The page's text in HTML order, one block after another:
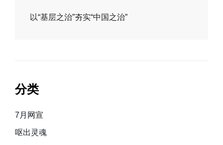
以“基层之治”夯实“中国之治”
分类
7月网宣
呕出灵魂